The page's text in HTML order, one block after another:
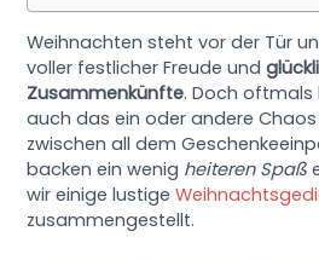
Weihnachten steht vor der Tür
voller festlicher Freude und
Zusammenkünfte. Doch oftmals
auch das ein oder andere
zwischen all dem
backen ein wenig heiteren Spaß
wir einige lustige
zusammengestellt.